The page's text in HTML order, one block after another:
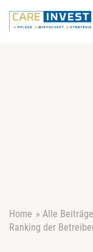
Home » Alle Beiträge
Ranking der